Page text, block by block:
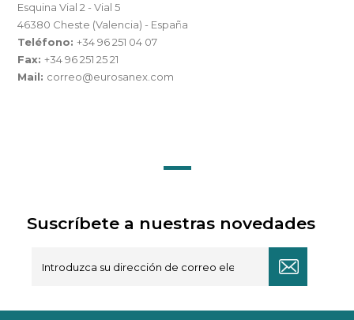
Esquina Vial 2 - Vial 5
46380 Cheste (Valencia) - España
Teléfono:+34 96 251 04 07
Fax:+34 96 251 25 21
Mail: correo@eurosanex.com
Suscríbete a nuestras novedades